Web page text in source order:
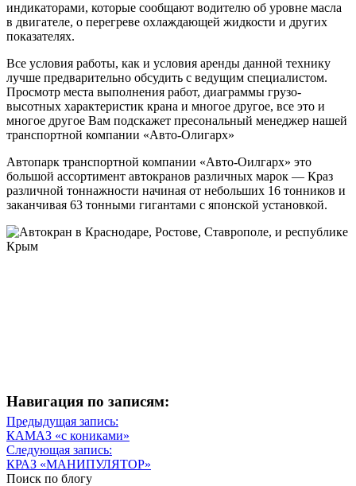
индикаторами, которые сообщают водителю об уровне масла
в двигателе, о перегреве охлаждающей жидкости и других
показателях.
Все условия работы, как и условия аренды данной технику
лучше предварительно обсудить с ведущим специалистом.
Просмотр места выполнения работ, диаграммы грузо-
высотных характеристик крана и многое другое, все это и
многое другое Вам подскажет пресональный менеджер нашей
транспортной компании «Авто-Олигарх»
Автопарк транспортной компании «Авто-Оилгарх» это
большой ассортимент автокранов различных марок — Краз
различной тоннажности начиная от небольших 16 тонников и
заканчивая 63 тонными гигантами с японской установкой.
Навигация по записям:
Навигация
по
записям
Предыдущая запись:
Предыдущая
запись
КАМАЗ «с кониками»
Следующая запись:
Следующая
запись
КРАЗ «МАНИПУЛЯТОР»
Поиск по блогу